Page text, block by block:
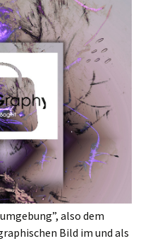
also dem
Bild im und als